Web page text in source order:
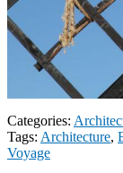
Categories:
Tags: Architecture,
Voyage